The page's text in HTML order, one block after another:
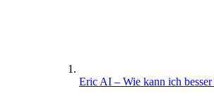
Eric AI – Wie kann ich